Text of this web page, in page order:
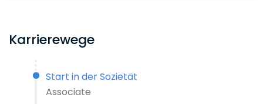
Karrierewege
Start in der Sozietät
Associate